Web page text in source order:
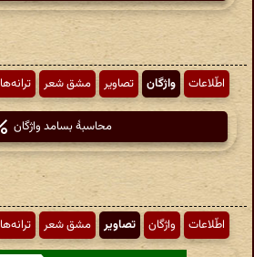
اطّلاعات واژگان تصاویر مشق شعر ترانه‌ها
محاسبهٔ بسامد واژگان
اطّلاعات واژگان تصاویر مشق شعر ترانه‌ها